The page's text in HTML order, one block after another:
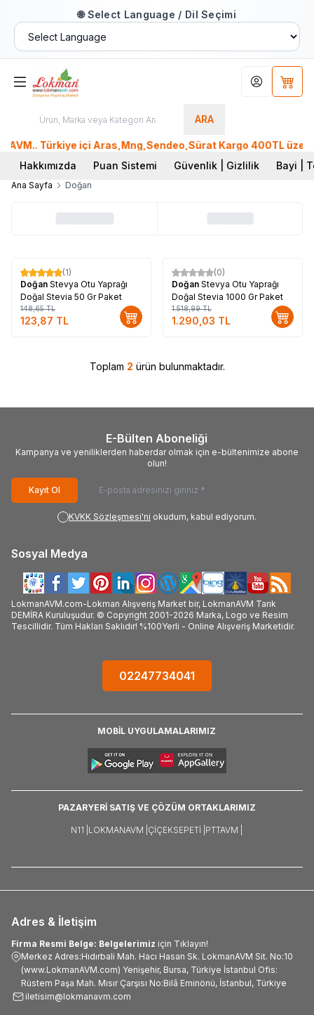
🌐 Select Language / Dil Seçimi
ARA
Hesabım
Türkiye içi Aras,Mng,Sendeo,Sürat Kargo 400TL üzeri,
Hakkımızda
Puan Sistemi Güvenlik | Gizlilik Bayi |
Ana Sayfa Doğan
%17
(1)
Doğan Stevya Otu Yaprağı
Doğal Stevia 50 Gr Paket
148,65TL
123,87 TL
%15
(0)
Doğan Stevya Otu Yaprağı
Doğal Stevia 1000 Gr Paket
1.518,99TL
1.290,03 TL
Toplam 2 ürün bulunmaktadır.
E-Bülten Aboneliği
Kampanya ve yeniliklerden haberdar olmak için e-bültenimize abone
olun!
Kayıt Ol
KVKK Sözleşmesi'ni okudum, kabul ediyorum.
Sosyal Medya
LokmanAVM.com-Lokman Alışveriş Market bir, LokmanAVM Tarık
DEMİRA Kuruluşudur. © Copyright 2001-2026 Marka, Logo ve Resim
Tescillidir. Tüm Hakları Saklıdır! %100Yerli - Online Alışveriş Marketidir.
02247734041
MOBİL UYGULAMALARIMIZ
PAZARYERİ SATIŞ VE ÇÖZÜM ORTAKLARIMIZ
N11 | LOKMANAVM | ÇIÇEKSEPETI | PTTAVM |
Adres & İletişim
Firma Resmi Belge: Belgelerimiz için Tıklayın!
Merkez Adres:Hıdırbali Mah. Hacı Hasan Sk. LokmanAVM Sit. No:10
(www.LokmanAVM.com) Yenişehir, Bursa, Türkiye İstanbul Ofis:
Rüstem Paşa Mah. Mısır Çarşısı No:Bilâ Eminönü, İstanbul, Türkiye
iletisim@lokmanavm.com